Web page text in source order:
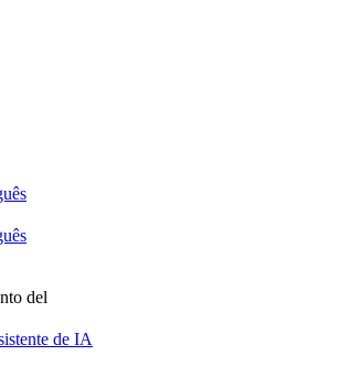
del
de IA